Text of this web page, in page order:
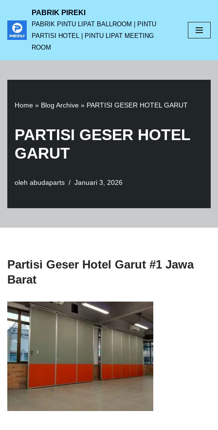
Lompat
ke
PABRIK PIREKI
PABRIK PINTU LIPAT BALLROOM | PINTU
PARTISI HOTEL | PINTU LIPAT MEETING
ROOM
Home » Blog Archive » PARTISI GESER HOTEL GARUT
PARTISI GESER HOTEL
GARUT
oleh abudaparts Januari 3, 2026
Partisi Geser Hotel Garut #1 Jawa
Barat